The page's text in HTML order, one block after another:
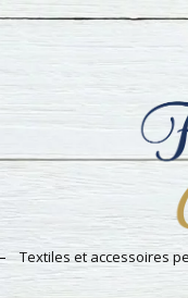
Textiles et accessoires